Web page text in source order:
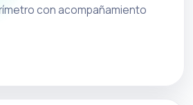
con acompañamiento